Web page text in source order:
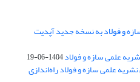
و فولاد به نسخه جدید آپدیت
علمی سازه و فولاد1404-06-19
علمی سازه و فولاد راه‌اندازی